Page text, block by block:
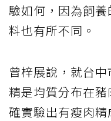
驗如何，因為飼
料也有所不同。
曾梓展說，就台
精是均質分布在
確實驗出有瘦肉精